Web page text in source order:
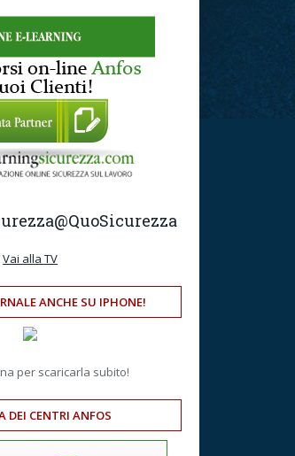
@QuoSicurezza
Vai alla TV
ANCHE SU IPHONE!
per scaricarla subito!
DEI CENTRI ANFOS